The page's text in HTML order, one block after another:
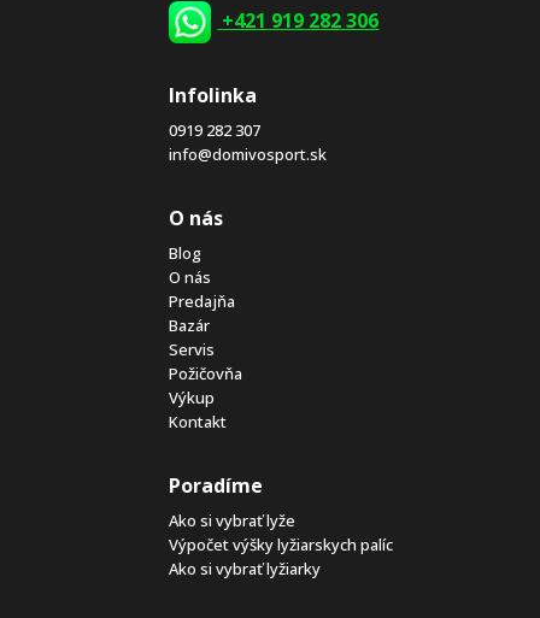
+421 919 282 306
Infolinka
0919 282 307
info@domivosport.sk
O nás
Blog
O nás
Predajňa
Bazár
Servis
Požičovňa
Výkup
Kontakt
Poradíme
Ako si vybrať lyže
Výpočet výšky lyžiarskych palíc
Ako si vybrať lyžiarky